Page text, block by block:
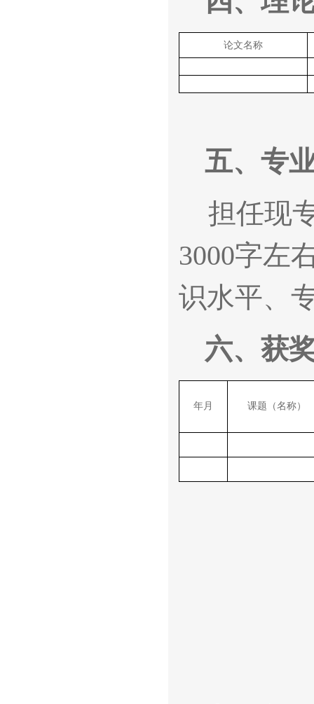
论文名称
五、专
担任现
3000字左
识水平、
六、获
年月 课题（名称）